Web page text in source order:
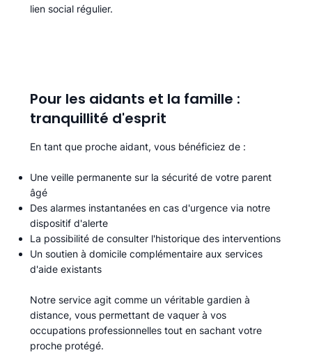
lien social régulier.
Pour les aidants et la famille :
tranquillité d'esprit
En tant que proche aidant, vous bénéficiez de :
Une veille permanente sur la sécurité de votre parent
âgé
Des alarmes instantanées en cas d'urgence via notre
dispositif d'alerte
La possibilité de consulter l'historique des interventions
Un soutien à domicile complémentaire aux services
d'aide existants
Notre service agit comme un véritable gardien à
distance, vous permettant de vaquer à vos
occupations professionnelles tout en sachant votre
proche protégé.